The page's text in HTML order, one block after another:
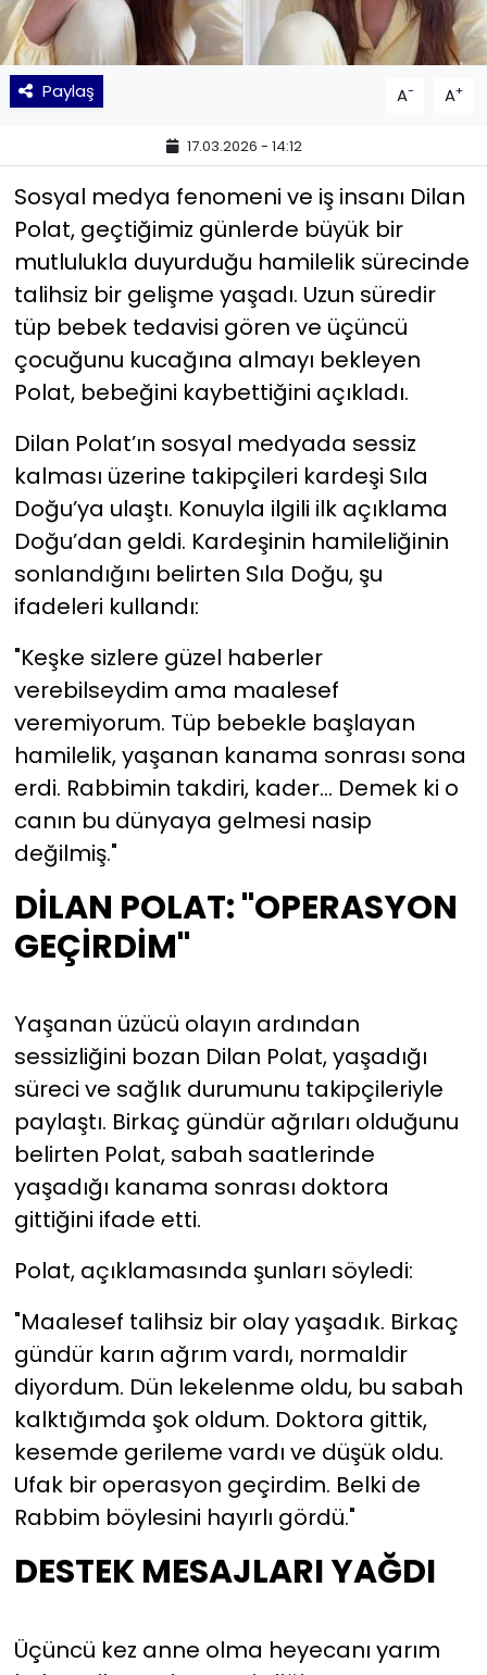
Paylaş A- A+
17.03.2026 - 14:12
Sosyal medya fenomeni ve iş insanı Dilan
Polat, geçtiğimiz günlerde büyük bir
mutlulukla duyurduğu hamilelik sürecinde
talihsiz bir gelişme yaşadı. Uzun süredir
tüp bebek tedavisi gören ve üçüncü
çocuğunu kucağına almayı bekleyen
Polat, bebeğini kaybettiğini açıkladı.
Dilan Polat’ın sosyal medyada sessiz
kalması üzerine takipçileri kardeşi Sıla
Doğu’ya ulaştı. Konuyla ilgili ilk açıklama
Doğu’dan geldi. Kardeşinin hamileliğinin
sonlandığını belirten Sıla Doğu, şu
ifadeleri kullandı:
"Keşke sizlere güzel haberler
verebilseydim ama maalesef
veremiyorum. Tüp bebekle başlayan
hamilelik, yaşanan kanama sonrası sona
erdi. Rabbimin takdiri, kader… Demek ki o
canın bu dünyaya gelmesi nasip
değilmiş."
DİLAN POLAT: "OPERASYON
GEÇİRDİM"
Yaşanan üzücü olayın ardından
sessizliğini bozan Dilan Polat, yaşadığı
süreci ve sağlık durumunu takipçileriyle
paylaştı. Birkaç gündür ağrıları olduğunu
belirten Polat, sabah saatlerinde
yaşadığı kanama sonrası doktora
gittiğini ifade etti.
Polat, açıklamasında şunları söyledi:
"Maalesef talihsiz bir olay yaşadık. Birkaç
gündür karın ağrım vardı, normaldir
diyordum. Dün lekelenme oldu, bu sabah
kalktığımda şok oldum. Doktora gittik,
kesemde gerileme vardı ve düşük oldu.
Ufak bir operasyon geçirdim. Belki de
Rabbim böylesini hayırlı gördü."
DESTEK MESAJLARI YAĞDI
Üçüncü kez anne olma heyecanı yarım
SPOR
TEKNOLOJİ
YEREL POLİTİKA
YEREL YÖNETİMLER
Yurt